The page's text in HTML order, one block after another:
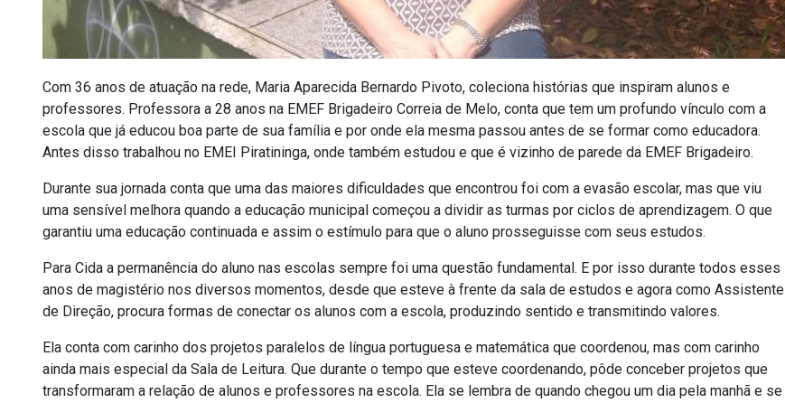
Com 36 anos de atuação na rede, Maria Aparecida Bernardo Pivoto, coleciona histórias que inspiram alunos e
professores. Professora a 28 anos na EMEF Brigadeiro Correia de Melo, conta que tem um profundo vínculo com a
escola que já educou boa parte de sua família e por onde ela mesma passou antes de se formar como educadora.
Antes disso trabalhou no EMEI Piratininga, onde também estudou e que é vizinho de parede da EMEF Brigadeiro.
Durante sua jornada conta que uma das maiores dificuldades que encontrou foi com a evasão escolar, mas que viu
uma sensível melhora quando a educação municipal começou a dividir as turmas por ciclos de aprendizagem. O que
garantiu uma educação continuada e assim o estímulo para que o aluno prosseguisse com seus estudos.
Para Cida a permanência do aluno nas escolas sempre foi uma questão fundamental. E por isso durante todos esses
anos de magistério nos diversos momentos, desde que esteve à frente da sala de estudos e agora como Assistente
de Direção, procura formas de conectar os alunos com a escola, produzindo sentido e transmitindo valores.
Ela conta com carinho dos projetos paralelos de língua portuguesa e matemática que coordenou, mas com carinho
ainda mais especial da Sala de Leitura. Que durante o tempo que esteve coordenando, pôde conceber projetos que
transformaram a relação de alunos e professores na escola. Ela se lembra de quando chegou um dia pela manhã e se